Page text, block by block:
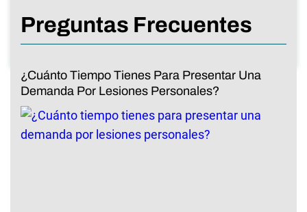
Preguntas Frecuentes
¿Cuánto Tiempo Tienes Para Presentar Una
Demanda Por Lesiones Personales?